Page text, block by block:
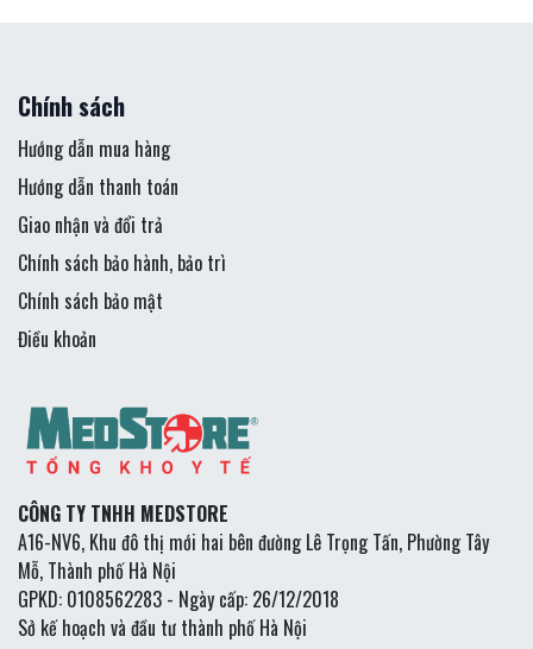
Chính sách
Hướng dẫn mua hàng
Hướng dẫn thanh toán
Giao nhận và đổi trả
Chính sách bảo hành, bảo trì
Chính sách bảo mật
Điều khoản
CÔNG TY TNHH MEDSTORE
A16-NV6, Khu đô thị mới hai bên đường Lê Trọng Tấn, Phường Tây
Mỗ, Thành phố Hà Nội
GPKD: 0108562283 - Ngày cấp: 26/12/2018
Sở kế hoạch và đầu tư thành phố Hà Nội